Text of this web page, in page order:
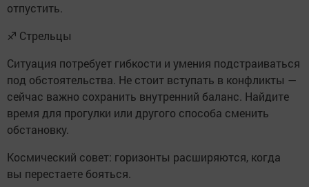
отпустить.
♐ Стрельцы
Ситуация потребует гибкости и умения подстраиваться
под обстоятельства. Не стоит вступать в конфликты —
сейчас важно сохранить внутренний баланс. Найдите
время для прогулки или другого способа сменить
обстановку.
Космический совет: горизонты расширяются, когда
вы перестаете бояться.